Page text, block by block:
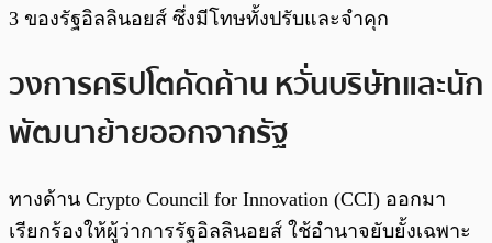
3 ของรัฐอิลลินอยส์ ซึ่งมีโทษทั้งปรับและจำคุก
วงการคริปโตคัดค้าน หวั่นบริษัทและนัก
พัฒนาย้ายออกจากรัฐ
ทางด้าน Crypto Council for Innovation (CCI) ออกมา
เรียกร้องให้ผู้ว่าการรัฐอิลลินอยส์ ใช้อำนาจยับยั้งเฉพาะ